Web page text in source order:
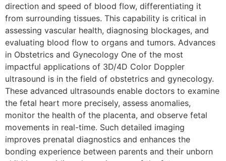
direction and speed of blood flow, differentiating it
from surrounding tissues. This capability is critical in
assessing vascular health, diagnosing blockages, and
evaluating blood flow to organs and tumors. Advances
in Obstetrics and Gynecology One of the most
impactful applications of 3D/4D Color Doppler
ultrasound is in the field of obstetrics and gynecology.
These advanced ultrasounds enable doctors to examine
the fetal heart more precisely, assess anomalies,
monitor the health of the placenta, and observe fetal
movements in real-time. Such detailed imaging
improves prenatal diagnostics and enhances the
bonding experience between parents and their unborn